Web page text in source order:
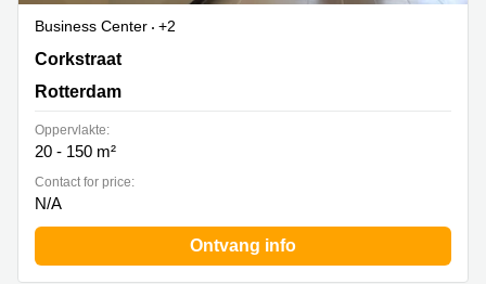
Business Center
+2
Corkstraat 46, Rotterdam
Corkstraat
Rotterdam
Oppervlakte:
20 - 150 m²
Contact for price:
N/A
Ontvang info